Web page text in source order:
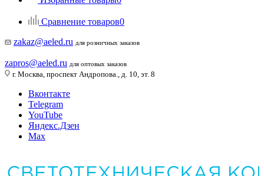
Сравнение товаров0
zakaz@aeled.ru для розничных заказов
zapros@aeled.ru для оптовых заказов
г. Москва, проспект Андропова., д. 10, эт. 8
Вконтакте
Telegram
YouTube
Яндекс.Дзен
Max